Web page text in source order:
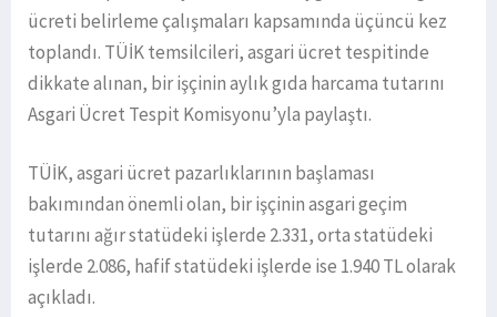
ücreti belirleme çalışmaları kapsamında üçüncü kez
toplandı. TÜİK temsilcileri, asgari ücret tespitinde
dikkate alınan, bir işçinin aylık gıda harcama tutarını
Asgari Ücret Tespit Komisyonu’yla paylaştı.
TÜİK, asgari ücret pazarlıklarının başlaması
bakımından önemli olan, bir işçinin asgari geçim
tutarını ağır statüdeki işlerde 2.331, orta statüdeki
işlerde 2.086, hafif statüdeki işlerde ise 1.940 TL olarak
açıkladı.